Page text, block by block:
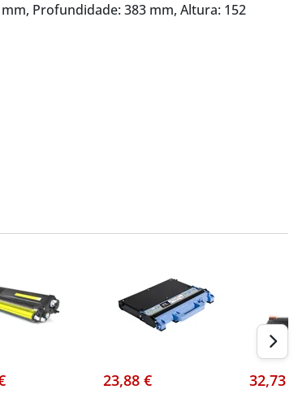
Profundidade: 383 mm, Altura: 152
23,88 € 32,73 €